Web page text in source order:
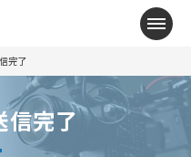
メニ
完了
信完了